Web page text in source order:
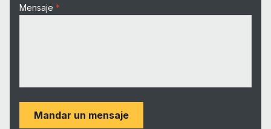
Mensaje
Mandar un mensaje